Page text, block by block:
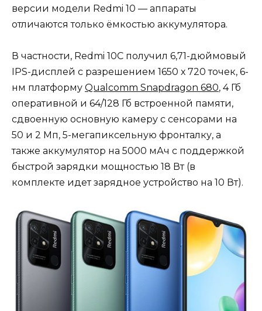
версии модели Redmi 10 — аппараты
отличаются только ёмкостью аккумулятора.
В частности, Redmi 10C получил 6,71-дюймовый
IPS-дисплей с разрешением 1650 х 720 точек, 6-
нм платформу Qualcomm Snapdragon 680, 4 Гб
оперативной и 64/128 Гб встроенной памяти,
сдвоенную основную камеру с сенсорами на
50 и 2 Мп, 5-мегапиксельную фронталку, а
также аккумулятор на 5000 мАч с поддержкой
быстрой зарядки мощностью 18 Вт (в
комплекте идет зарядное устройство на 10 Вт).